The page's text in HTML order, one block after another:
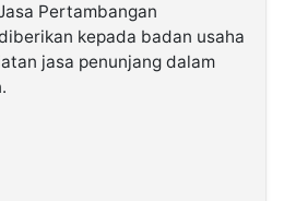
Pertambangan
kepada badan usaha
jasa penunjang dalam